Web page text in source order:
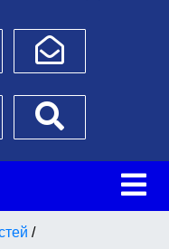
Написать обращение
/